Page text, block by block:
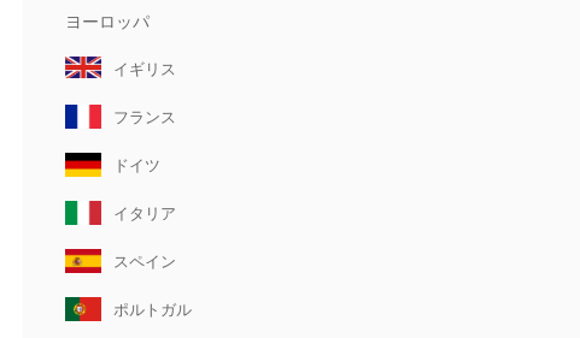
ヨーロッパ
イギリス
フランス
ドイツ
イタリア
スペイン
ポルトガル